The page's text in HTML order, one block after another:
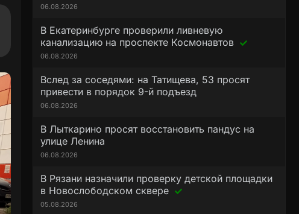
06.08.2026
В Екатеринбурге проверили ливневую
канализацию на проспекте Космонавтов
06.08.2026
Вслед за соседями: на Татищева, 53 просят
привести в порядок 9-й подъезд
06.08.2026
В Лыткарино просят восстановить пандус на
улице Ленина
06.08.2026
В Рязани назначили проверку детской площадки
в Новослободском сквере
05.08.2026